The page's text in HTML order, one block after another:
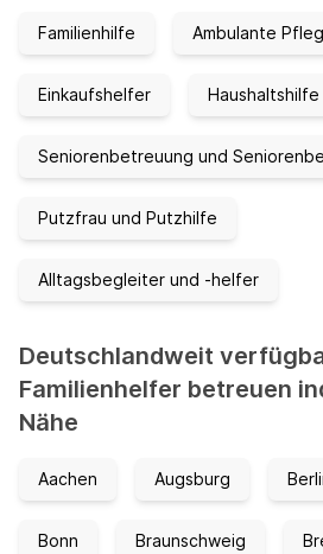
Familienhilfe Ambulante
Einkaufshelfer Haushaltshilfe
Seniorenbetreuung und
Putzfrau und Putzhilfe
Alltagsbegleiter und -helfer
Deutschlandweit
Familienhelfer betreuen
Nähe
Aachen Augsburg
Bonn Braunschweig